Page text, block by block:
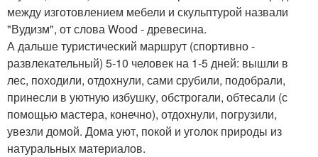
между изготовлением мебели и скульптурой назвали
"Вудизм", от слова Wood - древесина.
А дальше туристический маршрут (спортивно -
развлекательный) 5-10 человек на 1-5 дней: вышли в
лес, походили, отдохнули, сами срубили, подобрали,
принесли в уютную избушку, обстрогали, обтесали (с
помощью мастера, конечно), отдохнули, погрузили,
увезли домой. Дома уют, покой и уголок природы из
натуральных материалов.